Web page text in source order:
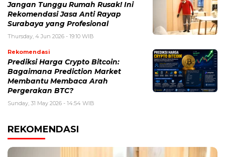
Jangan Tunggu Rumah Rusak! Ini
Rekomendasi Jasa Anti Rayap
Surabaya yang Profesional
Thursday, 4 Jun 2026 - 19:10 WIB
Rekomendasi
Prediksi Harga Crypto Bitcoin:
Bagaimana Prediction Market
Membantu Membaca Arah
Pergerakan BTC?
Sunday, 31 May 2026 - 14:54 WIB
REKOMENDASI